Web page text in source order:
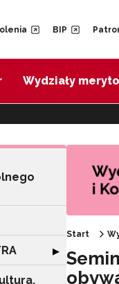
BIP
Wydziały
Rozwiń sekcję
▶
Start